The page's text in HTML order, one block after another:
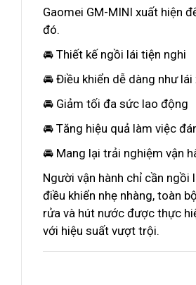
Gaomei GM-MINI xuất hiện
đó.
🚘 Thiết kế ngồi lái tiện nghi
🚘 Điều khiển dễ dàng như lái
🚘 Giảm tối đa sức lao động
🚘 Tăng hiệu quả làm việc
🚘 Mang lại trải nghiệm vận
Người vận hành chỉ cần ngồi
điều khiển nhẹ nhàng, toàn
rửa và hút nước được thực
với hiệu suất vượt trội.